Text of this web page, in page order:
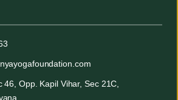
46, Opp. Kapil Vihar, Sec 21C,